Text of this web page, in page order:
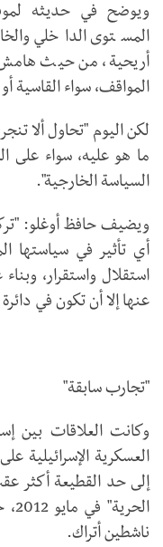
ويوضح في حديثه
المستوى الداخلي
أريحية، من حيث هامش
المواقف، سواء القاسية
لكن اليوم "تحاول ألا
ما هو عليه، سواء على
السياسة الخارجية".
ويضيف حافظ أوغلو:
أي تأثير في سياستها
استقلال واستقرار،
عنها إلا أن تكون في
"تجارب سابقة"
وكانت العلاقات بين
إلى حد القطيعة أكثر
ناشطين أتراك.